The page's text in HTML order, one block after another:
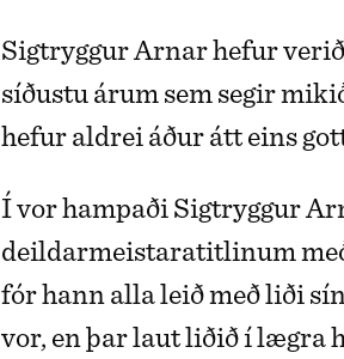
Sigtryggur Arnar hefur
síðustu árum sem segir
hefur aldrei áður átt eins
Í vor hampaði Sigtryggur
deildarmeistaratitlinum
fór hann alla leið með liði
vor, en þar laut liðið í lægra